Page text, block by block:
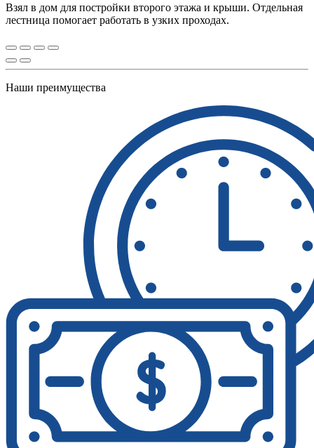
Взял в дом для постройки второго этажа и крыши. Отдельная
лестница помогает работать в узких проходах.
Наши преимущества